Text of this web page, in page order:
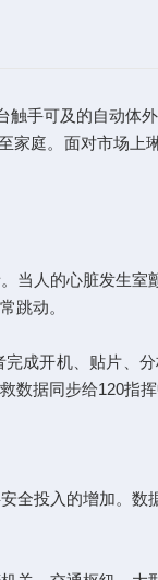
可及的自动体
庭。面对市场
人的心脏发生室
跳动。
开机、贴片、
据同步给120指
投入的增加。数